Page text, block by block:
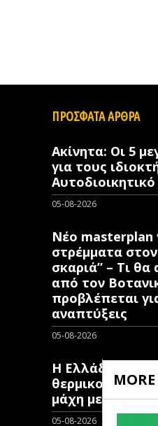
ΠΡΟΣΦΑΤΑ ΑΡΘΡΑ
Ακίνητα: Οι 5
για τους
05-08-2026
Νέο masterplan
στρέμματα
σκαριά” – Τι
από τον
προβλέπεται
αναπτύξεις
05-08-2026
Η Ελλάδα
θερμικούς
μάχη με τις
05-08-2026